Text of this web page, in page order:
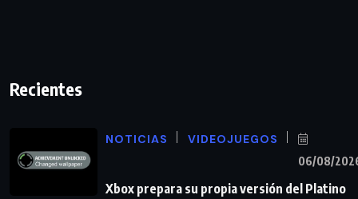
Recientes
NOTICIAS VIDEOJUEGOS
06/08/
Xbox prepara su propia versión del Platino